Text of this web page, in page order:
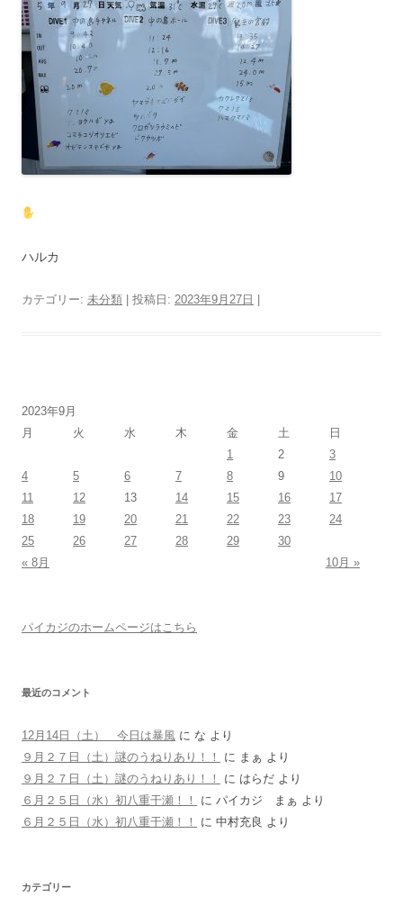
ハルカ
カテゴリー: 未分類 | 投稿日: 2023年9月27日
2023年9月
月
火 水 木 金 土
日
1
2
3
4
5 6 7 8 9
10
11
12 13 14 15 16
17
18
19 20 21 22 23
24
25
26 27 28 29
30
« 8月
10月 »
パイカジのホームページはこちら
最近のコメント
12月14日（土） 今日は暴風 に な より
９月２７日（土）謎のうねりあり！！
に まぁ より
９月２７日（土）謎のうねりあり！！
に はらだ より
６月２５日（水）初八重干瀬！！
に パイカジ まぁ より
６月２５日（水）初八重干瀬！！
に 中村充良 より
カテゴリー